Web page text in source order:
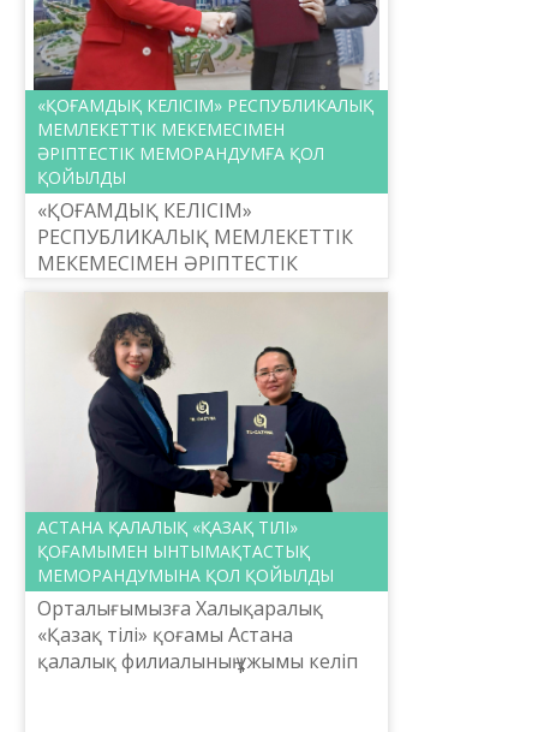
«ҚОҒАМДЫҚ КЕЛІСІМ» РЕСПУБЛИКАЛЫҚ
МЕМЛЕКЕТТІК МЕКЕМЕСІМЕН
ӘРІПТЕСТІК МЕМОРАНДУМҒА ҚОЛ
ҚОЙЫЛДЫ
«ҚОҒАМДЫҚ КЕЛІСІМ»
РЕСПУБЛИКАЛЫҚ МЕМЛЕКЕТТІК
МЕКЕМЕСІМЕН ӘРІПТЕСТІК
МЕМОРАНДУМҒА ҚОЛ ҚОЙЫЛДЫ
АСТАНА ҚАЛАЛЫҚ «ҚАЗАҚ ТІЛІ»
ҚОҒАМЫМЕН ЫНТЫМАҚТАСТЫҚ
МЕМОРАНДУМЫНА ҚОЛ ҚОЙЫЛДЫ
Орталығымызға Халықаралық
«Қазақ тілі» қоғамы Астана
қалалық филиалының ұжымы келіп